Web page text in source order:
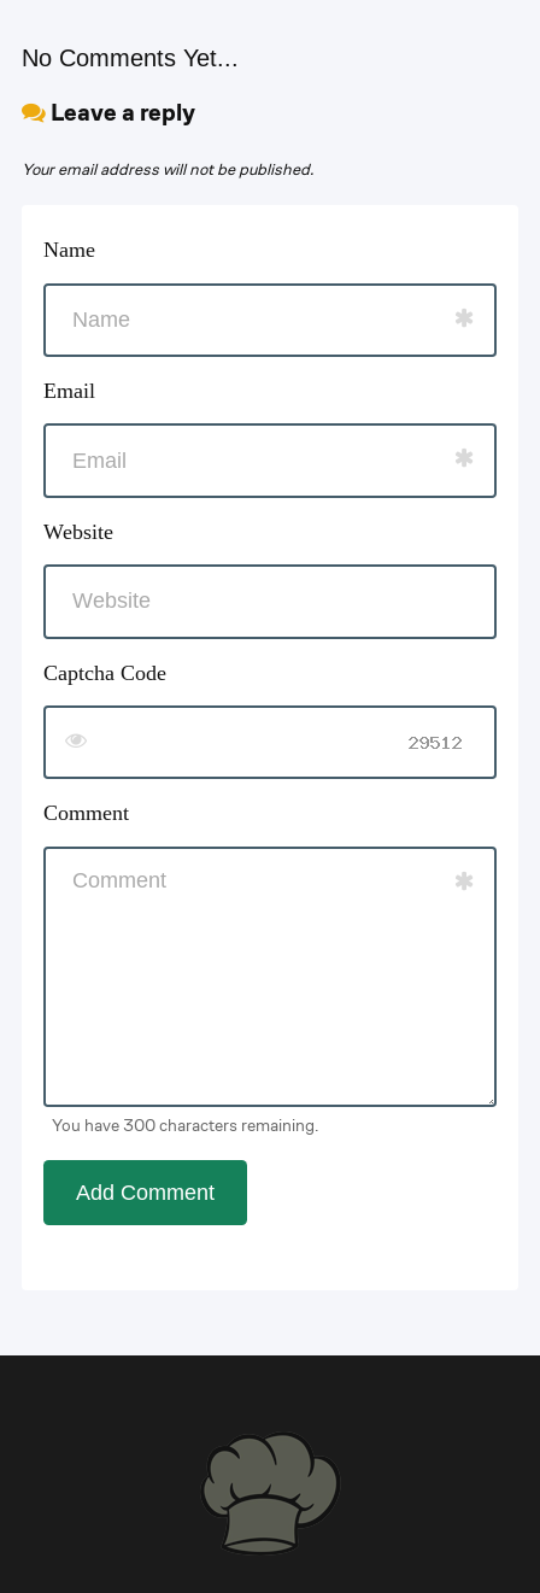
No Comments Yet...
Leave a reply
Your email address will not be published.
Name
Email
Website
Captcha Code
Comment
You have 300 characters remaining.
Add Comment